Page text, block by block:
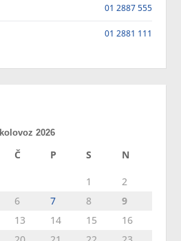
01 2887 555
01 2881 111
kolovoz 2026
Č P S N
1
2
6 7 8
9
13 14 15
16